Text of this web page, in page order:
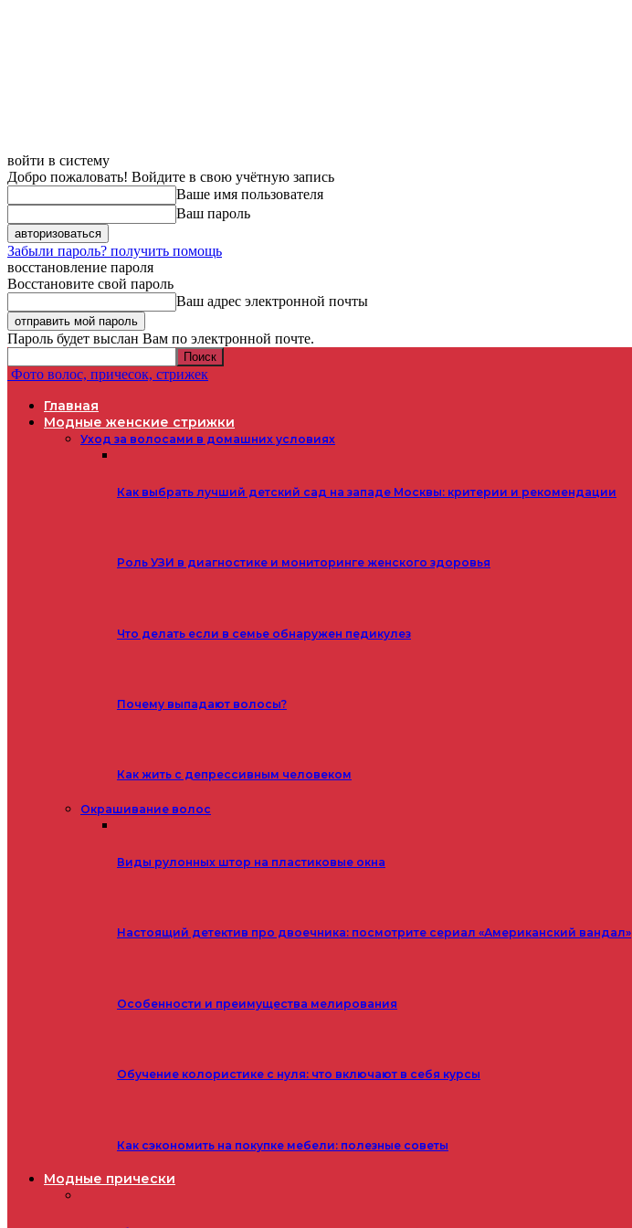
войти в систему
Добро пожаловать! Войдите в свою учётную запись
Ваше имя пользователя
Ваш пароль
Забыли пароль? получить помощь
восстановление пароля
Восстановите свой пароль
Ваш адрес электронной почты
Пароль будет выслан Вам по электронной почте.
Фото волос, причесок, стрижек
Главная
Модные женские стрижки
Уход за волосами в домашних условиях
Как выбрать лучший детский сад на западе Москвы: критерии и рекомендации
Роль УЗИ в диагностике и мониторинге женского здоровья
Что делать если в семье обнаружен педикулез
Почему выпадают волосы?
Как жить с депрессивным человеком
Окрашивание волос
Виды рулонных штор на пластиковые окна
Настоящий детектив про двоечника: посмотрите сериал «Американский вандал»
Особенности и преимущества мелирования
Обучение колористике с нуля: что включают в себя курсы
Как сэкономить на покупке мебели: полезные советы
Модные прически